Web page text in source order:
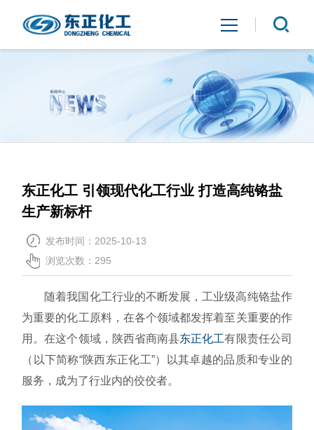
关于我们
新闻中心
联系我们
东正化工 引领现代化工行业 打造高纯铬盐
生产新标杆
发布时间：2025-10-13
浏览次数： 295
随着我国化工行业的不断发展，工业级高纯铬盐作
为重要的化工原料，在各个领域都发挥着至关重要的作
用。在这个领域，陕西省商南县东正化工有限责任公司
（以下简称“陕西东正化工”）以其卓越的品质和专业的
服务，成为了行业内的佼佼者。